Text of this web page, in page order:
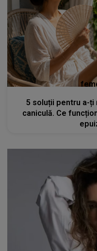
5 soluții pentru a-
caniculă. Ce